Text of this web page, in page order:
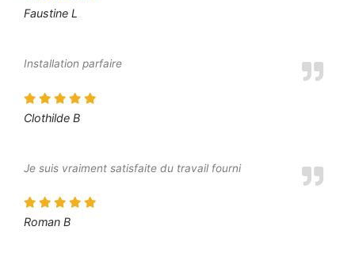
Faustine L
Installation parfaire
Clothilde B
Je suis vraiment satisfaite du travail fourni
Roman B